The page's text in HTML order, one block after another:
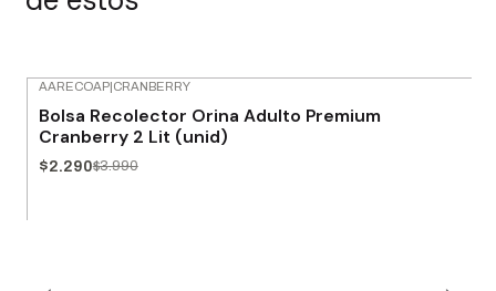
AARECOAP|CRANBERRY
Bolsa Recolector Orina Adulto Premium
Cranberry 2 Lit (unid)
$2.290$3.990